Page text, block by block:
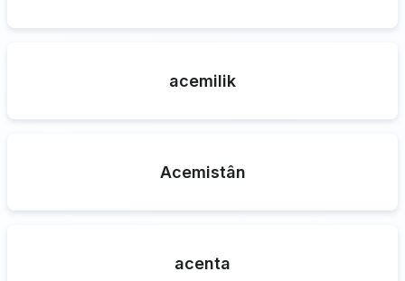
acemilik
Acemistân
acenta